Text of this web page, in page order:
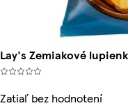
Lay's Zemiakové
Zatiaľ bez hodnotení